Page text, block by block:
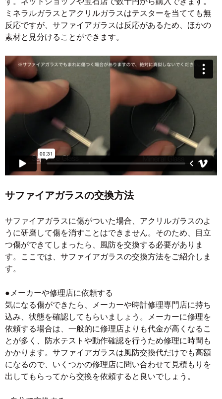
ミネラルガラスとアクリルガラスはテスターを当てても無
反応ですが、サファイアガラスは反応があるため、ほかの
素材と見分けることができます。
サファイアガラスの交換方法
サファイアガラスに傷がついた場合、アクリルガラスのよ
うに研磨して傷を消すことはできません。そのため、目立
つ傷ができてしまったら、風防を交換する必要がありま
す。ここでは、サファイアガラスの交換方法をご紹介しま
す。
●メーカーや修理店に依頼する
気になる傷ができたら、メーカーや時計修理専門店に持ち
込み、状態を確認してもらいましょう。メーカーに修理を
依頼する場合は、一般的に修理店よりも代金が高くなるこ
とが多く、防水テストや動作確認を行うため修理に時間も
かかります。サファイアガラスは風防交換代だけでも高額
になるので、いくつかの修理店に問い合わせて見積もりを
出してもらってから交換を依頼すると良いでしょう。